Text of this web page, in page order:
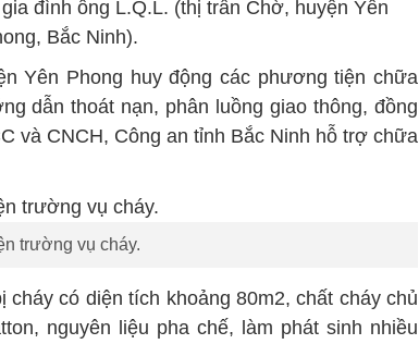
đình ông L.Q.L. (thị trấn Chờ, huyện Yên
Bắc Ninh).
Yên Phong huy động các phương tiện chữa
dẫn thoát nạn, phân luồng giao thông, đồng
và CNCH, Công an tỉnh Bắc Ninh hỗ trợ chữa
trường vụ cháy.
có diện tích khoảng 80m2, chất cháy chủ
nguyên liệu pha chế, làm phát sinh nhiều